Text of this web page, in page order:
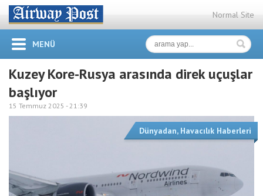
Normal Site
MENÜ
Kuzey Kore-Rusya arasında direk uçuşlar
başlıyor
15 Temmuz 2025 -21:39
Dünyadan, Havacılık Haberleri